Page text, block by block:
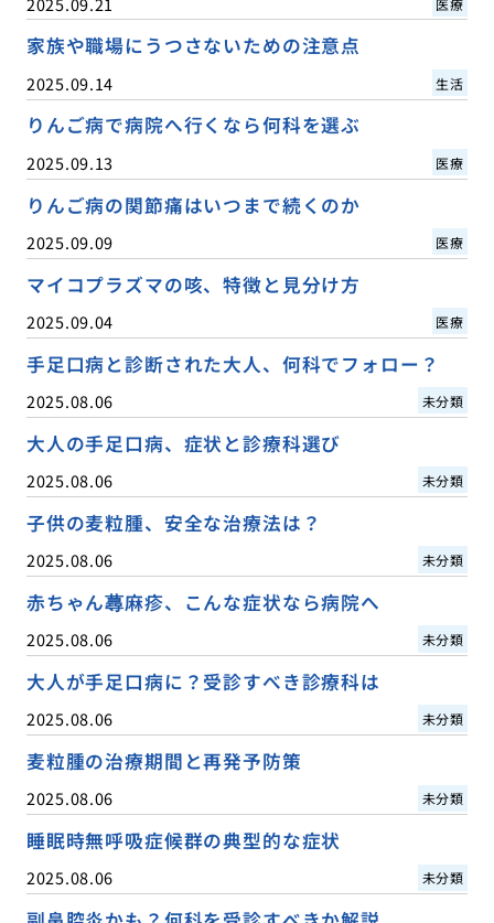
家族や職場にうつさないための注意点
2025.09.14 生活
りんご病で病院へ行くなら何科を選ぶ
2025.09.13 医療
りんご病の関節痛はいつまで続くのか
2025.09.09 医療
マイコプラズマの咳、特徴と見分け方
2025.09.04 医療
手足口病と診断された大人、何科でフォロー？
2025.08.06 未分類
大人の手足口病、症状と診療科選び
2025.08.06 未分類
子供の麦粒腫、安全な治療法は？
2025.08.06 未分類
赤ちゃん蕁麻疹、こんな症状なら病院へ
2025.08.06 未分類
大人が手足口病に？受診すべき診療科は
2025.08.06 未分類
麦粒腫の治療期間と再発予防策
2025.08.06 未分類
睡眠時無呼吸症候群の典型的な症状
2025.08.06 未分類